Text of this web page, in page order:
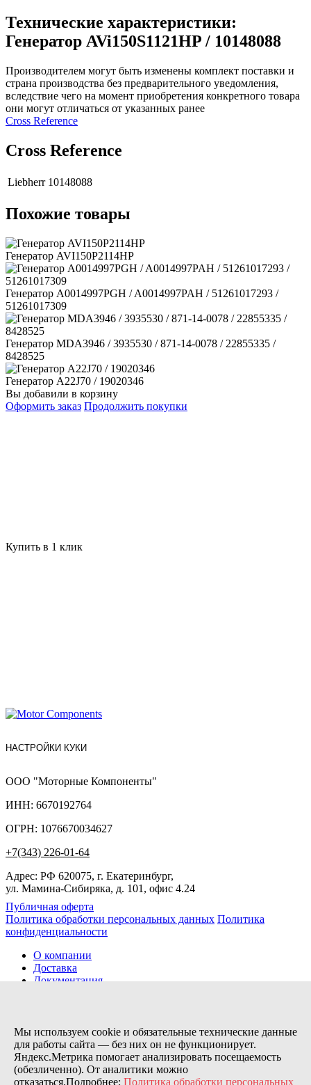
Технические характеристики:
Генератор AVi150S1121HP / 10148088
Производителем могут быть изменены комплект поставки и
страна производства без предварительного уведомления,
вследствие чего на момент приобретения конкретного товара
они могут отличаться от указанных ранее
Сross Reference
Сross Reference
Liebherr 10148088
Похожие товары
Генератор AVI150P2114HP
Генератор A0014997PGH / A0014997PAH / 51261017293 /
51261017309
Генератор MDA3946 / 3935530 / 871-14-0078 / 22855335 /
8428525
Генератор A22J70 / 19020346
Вы добавили в корзину
Оформить заказ Продолжить покупки
Купить в 1 клик
НАСТРОЙКИ КУКИ
ООО "Моторные Компоненты"
ИНН: 6670192764
ОГРН: 1076670034627
+7(343) 226-01-64
Адрес: РФ 620075, г. Екатеринбург,
ул. Мамина-Сибиряка, д. 101, офис 4.24
Публичная оферта
Политика обработки персональных данных Политика
конфиденциальности
О компании
Доставка
Документация
Контакты
Заказов сегодня / Всего
19
Мы используем cookie и обязательные технические данные
для работы сайта — без них он не функционирует.
Яндекс.Метрика помогает анализировать посещаемость
(обезличенно). От аналитики можно
отказаться.Подробнее: Политика обработки персональных